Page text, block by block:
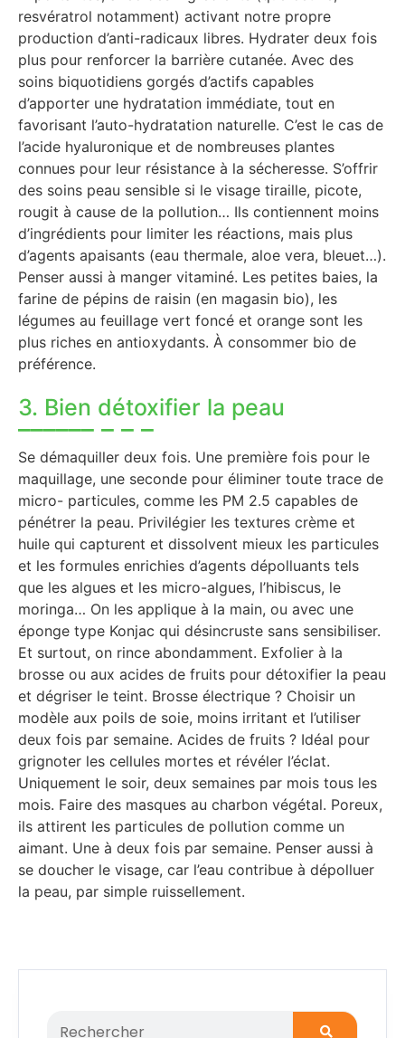
resvératrol notamment) activant notre propre
production d’anti-radicaux libres. Hydrater deux fois
plus pour renforcer la barrière cutanée. Avec des
soins biquotidiens gorgés d’actifs capables
d’apporter une hydratation immédiate, tout en
favorisant l’auto-hydratation naturelle. C’est le cas de
l’acide hyaluronique et de nombreuses plantes
connues pour leur résistance à la sécheresse. S’offrir
des soins peau sensible si le visage tiraille, picote,
rougit à cause de la pollution… Ils contiennent moins
d’ingrédients pour limiter les réactions, mais plus
d’agents apaisants (eau thermale, aloe vera, bleuet…).
Penser aussi à manger vitaminé. Les petites baies, la
farine de pépins de raisin (en magasin bio), les
légumes au feuillage vert foncé et orange sont les
plus riches en antioxydants. À consommer bio de
préférence.
3. Bien détoxifier la peau
Se démaquiller deux fois. Une première fois pour le
maquillage, une seconde pour éliminer toute trace de
micro- particules, comme les PM 2.5 capables de
pénétrer la peau. Privilégier les textures crème et
huile qui capturent et dissolvent mieux les particules
et les formules enrichies d’agents dépolluants tels
que les algues et les micro-algues, l’hibiscus, le
moringa… On les applique à la main, ou avec une
éponge type Konjac qui désincruste sans sensibiliser.
Et surtout, on rince abondamment. Exfolier à la
brosse ou aux acides de fruits pour détoxifier la peau
et dégriser le teint. Brosse électrique ? Choisir un
modèle aux poils de soie, moins irritant et l’utiliser
deux fois par semaine. Acides de fruits ? Idéal pour
grignoter les cellules mortes et révéler l’éclat.
Uniquement le soir, deux semaines par mois tous les
mois. Faire des masques au charbon végétal. Poreux,
ils attirent les particules de pollution comme un
aimant. Une à deux fois par semaine. Penser aussi à
se doucher le visage, car l’eau contribue à dépolluer
la peau, par simple ruissellement.